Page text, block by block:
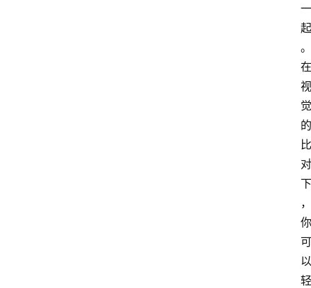
一
起
。
在
视
觉
的
比
对
下
，
你
可
以
轻